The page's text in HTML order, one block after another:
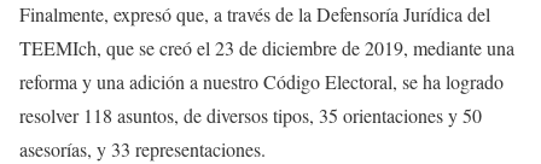
Finalmente, expresó que, a través de la Defensoría Jurídica del
TEEMIch, que se creó el 23 de diciembre de 2019, mediante una
reforma y una adición a nuestro Código Electoral, se ha logrado
resolver 118 asuntos, de diversos tipos, 35 orientaciones y 50
asesorías, y 33 representaciones.